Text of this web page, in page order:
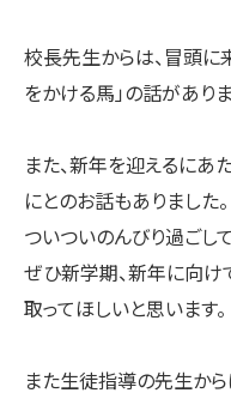
校長先生からは、冒頭に
をかける馬」の話があり
また、新年を迎えるにあ
にとのお話もありました。
ついついのんびり過ごし
ぜひ新学期、新年に向け
取ってほしいと思います。
また生徒指導の先生か